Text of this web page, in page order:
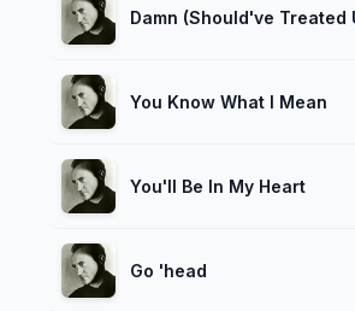
Damn (Should've
You Know What I Mean
You'll Be In My Heart
Go 'head